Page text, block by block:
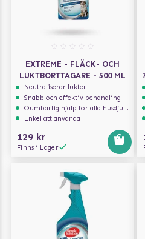
EXTREME - FLÄCK- OCH
LUKTBORTTAGARE - 500 ML
Neutraliserar lukter
Snabb och effektiv behandling
Oumbärlig hjälp för alla husdjursägare
Enkel att använda
129 kr
Finns i Lager